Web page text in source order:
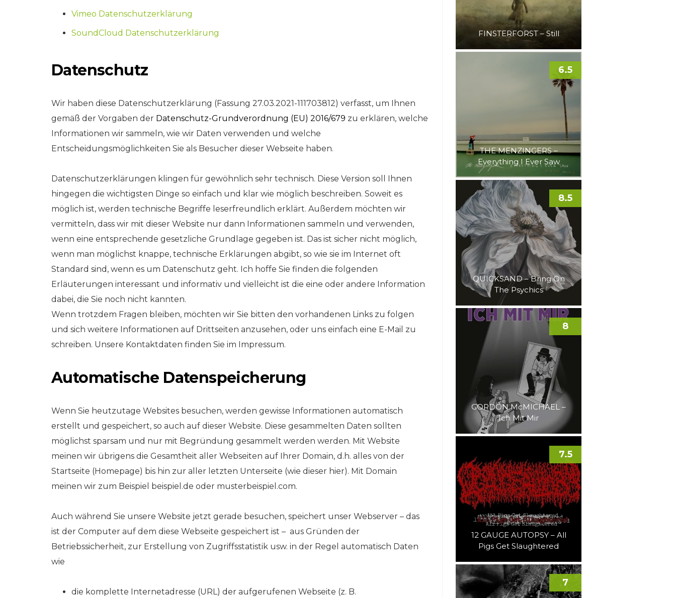
Vimeo Datenschutzerklärung
SoundCloud Datenschutzerklärung
Datenschutz
Wir haben diese Datenschutzerklärung (Fassung 27.03.2021-111703812) verfasst, um Ihnen
gemäß der Vorgaben der Datenschutz-Grundverordnung (EU) 2016/679 zu erklären, welche
Informationen wir sammeln, wie wir Daten verwenden und welche
Entscheidungsmöglichkeiten Sie als Besucher dieser Webseite haben.
Datenschutzerklärungen klingen für gewöhnlich sehr technisch. Diese Version soll Ihnen
hingegen die wichtigsten Dinge so einfach und klar wie möglich beschreiben. Soweit es
möglich ist, werden technische Begriffe leserfreundlich erklärt. Außerdem möchten wir
vermitteln, dass wir mit dieser Website nur dann Informationen sammeln und verwenden,
wenn eine entsprechende gesetzliche Grundlage gegeben ist. Das ist sicher nicht möglich,
wenn man möglichst knappe, technische Erklärungen abgibt, so wie sie im Internet oft
Standard sind, wenn es um Datenschutz geht. Ich hoffe Sie finden die folgenden
Erläuterungen interessant und informativ und vielleicht ist die eine oder andere Information
dabei, die Sie noch nicht kannten.
Wenn trotzdem Fragen bleiben, möchten wir Sie bitten den vorhandenen Links zu folgen
und sich weitere Informationen auf Drittseiten anzusehen, oder uns einfach eine E-Mail zu
schreiben. Unsere Kontaktdaten finden Sie im Impressum.
Automatische Datenspeicherung
Wenn Sie heutzutage Websites besuchen, werden gewisse Informationen automatisch
erstellt und gespeichert, so auch auf dieser Website. Diese gesammelten Daten sollten
möglichst sparsam und nur mit Begründung gesammelt werden werden. Mit Website
meinen wir übrigens die Gesamtheit aller Webseiten auf Ihrer Domain, d.h. alles von der
Startseite (Homepage) bis hin zur aller letzten Unterseite (wie dieser hier). Mit Domain
meinen wir zum Beispiel beispiel.de oder musterbeispiel.com.
Auch während Sie unsere Website jetzt gerade besuchen, speichert unser Webserver – das
ist der Computer auf dem diese Webseite gespeichert ist – aus Gründen der
Betriebssicherheit, zur Erstellung von Zugriffsstatistik usw. in der Regel automatisch Daten
wie
die komplette Internetadresse (URL) der aufgerufenen Webseite (z. B.
FINSTERFORST – Still
THE MENZINGERS –
Everything I Ever Saw
6.5
QUICKSAND – Bring On
The Psychics
8.5
GORDON McMICHAEL –
Ich Mit Mir
8
12 GAUGE AUTOPSY – All
Pigs Get Slaughtered
7.5
7